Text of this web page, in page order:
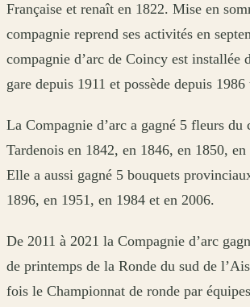
Française et renaît en 1822. Mise en
compagnie reprend ses activités en
compagnie d’arc de Coincy est installée
gare depuis 1911 et possède depuis
La Compagnie d’arc a gagné 5 fleurs du
Tardenois en 1842, en 1846, en 1850,
Elle a aussi gagné 5 bouquets
1896, en 1951, en 1984 et en 2006.
De 2011 à 2021 la Compagnie d’arc
de printemps de la Ronde du sud de
fois le Championnat de ronde par